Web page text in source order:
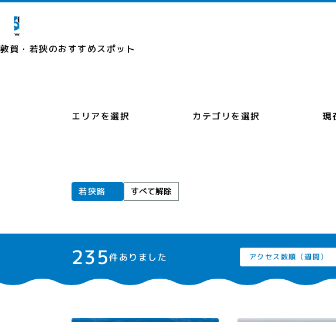
敦賀・若狭のおすすめスポット
エリアを選択 カテゴリを選択 現
若狭路 すべて解除
235件ありました アクセス数順（週間）